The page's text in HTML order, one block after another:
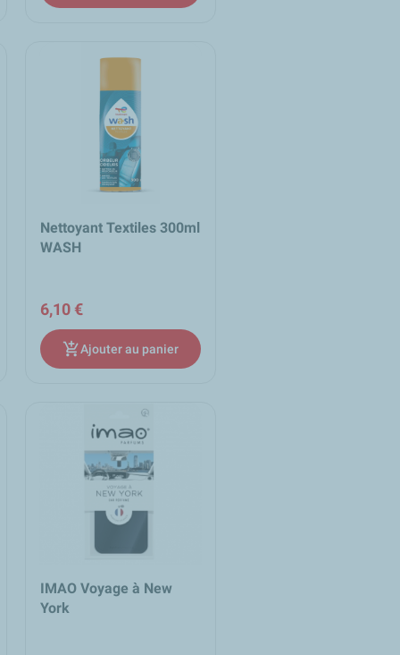
Nettoyant Textiles 300ml
WASH
6,10 €
add_shopping_cartAjouter au panier
IMAO Voyage à New
York